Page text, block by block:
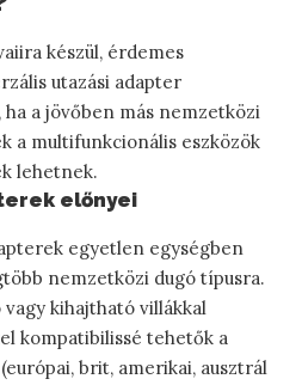
készül, érdemes
utazási adapter
a jövőben más nemzetközi
a multifunkcionális eszközök
lehetnek.
előnyei
egyetlen egységben
nemzetközi dugó típusra.
kihajtható villákkal
kompatibilissé tehetők a
brit, amerikai, ausztrál